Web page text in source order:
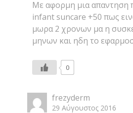
Με αφορμη μια απαντηση
infant suncare +50 πως
μωρα 2 χρονων μα η
μηνων και ηδη το
0
frezyderm
29 Αύγουστος 2016